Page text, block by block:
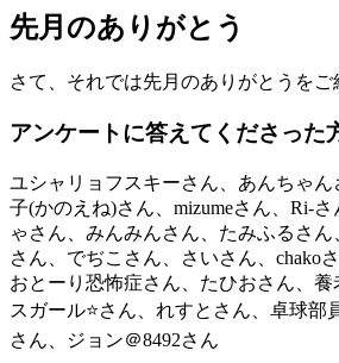
先月のありがとう
さて、それでは先月のありがとうをご
アンケートに答えてくださった
ユシャリョフスキーさん、あんちゃ
子(かのえね)さん、mizumeさん、Ri-
ゃさん、みんみんさん、たみふるさん
さん、でぢこさん、さいさん、chako
おとーり恐怖症さん、たひおさん、
スガール⭐さん、れすとさん、卓球部
さん、ジョン＠8492さん